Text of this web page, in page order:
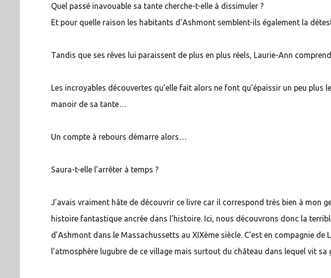
Quel passé inavouable sa tante cherche-t-elle à dissimuler ?
Et pour quelle raison les habitants d’Ashmont semblent-ils également la
Tandis que ses rêves lui paraissent de plus en plus réels, Laurie-Ann
Les incroyables découvertes qu’elle fait alors ne font qu’épaissir un peu plus
manoir de sa tante…
Un compte à rebours démarre alors…
Saura-t-elle l’arrêter à temps ?
J’avais vraiment hâte de découvrir ce livre car il correspond très bien à mon
histoire fantastique ancrée dans l’histoire. Ici, nous découvrons donc la
d’Ashmont dans le Massachussetts au XIXème siècle. C’est en compagnie
l’atmosphère lugubre de ce village mais surtout du château dans lequel vit sa